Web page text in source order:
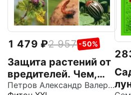
1 479 2 957 -50%
Защита растений от
вредителей. Чем,
когда, сколько
Петров Александр Валерьевич